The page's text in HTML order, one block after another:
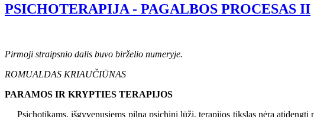
PSICHOTERAPIJA - PAGALBOS PROCESAS II
Pirmoji straipsnio dalis buvo birželio numeryje.
ROMUALDAS KRIAUČIŪNAS
PARAMOS IR KRYPTIES TERAPIJOS
Psichotikams, išgyvenusiems pilną psichinį lūžį, terapijos tikslas nėra atidengti